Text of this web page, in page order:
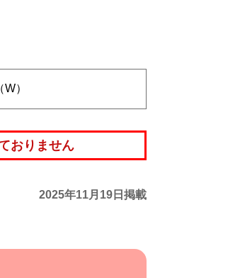
）
おりません
2025年11月19日掲載